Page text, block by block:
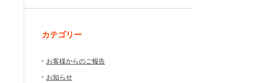
カテゴリー
お客様からのご報告
お知らせ